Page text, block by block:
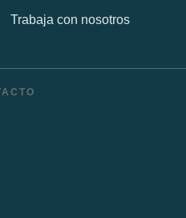
Trabaja con nosotros